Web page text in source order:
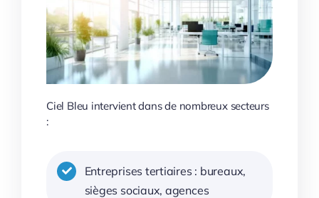
Ciel Bleu intervient dans de nombreux secteurs
:
Entreprises tertiaires : bureaux,
sièges sociaux, agences